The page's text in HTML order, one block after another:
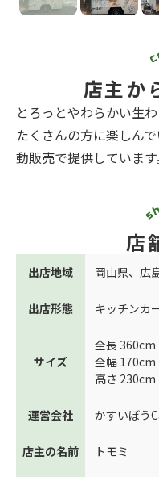
店主か
とろっとやわらかい生
たくさんの方に楽しん
動販売で提供していま
店
出店地域 岡山県、 広
出店形態 キッチンカ
サイズ
全長 360cm
全幅 170cm
高さ 230cm
運営会社 かすいぼう
店主の名前 トモミ